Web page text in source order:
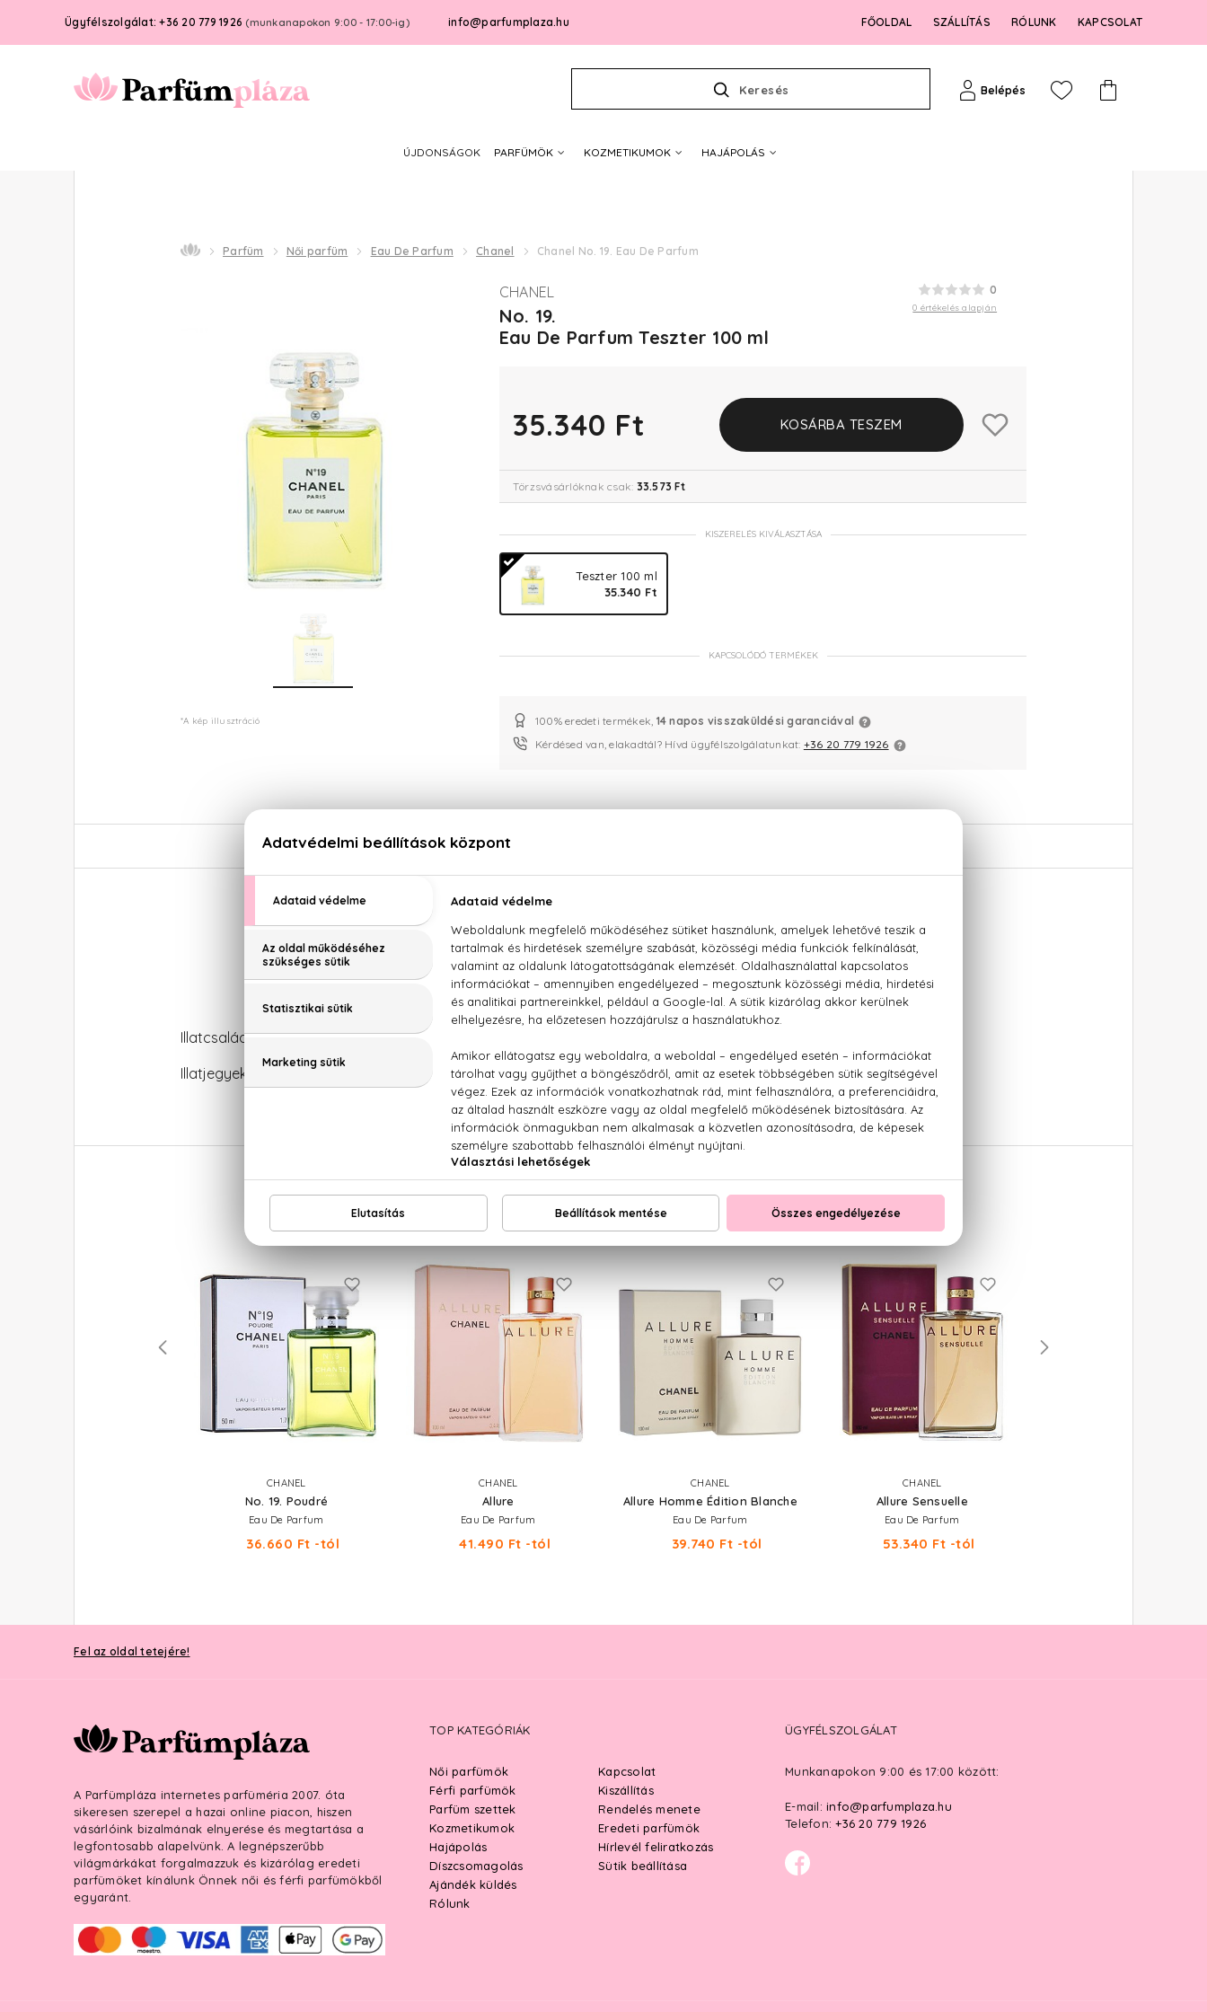
Ügyfélszolgálat: +36 20 779 1926 (munkanapokon 9:00 - 17:00-ig) info@parfumplaza.hu FŐOLDAL SZÁLLÍTÁS RÓLUNK KAPCSOLAT
Keresés Belépés
ÚJDONSÁGOK PARFÜMÖK KOZMETIKUMOK HAJÁPOLÁS
Parfüm Női parfüm Eau De Parfum Chanel Chanel No. 19. Eau De Parfum
*A kép illusztráció
0
0 értékelés alapján
CHANEL
No. 19.
Eau De Parfum Teszter 100 ml
35.340 Ft KOSÁRBA TESZEM
Törzsvásárlóknak csak: 33.573 Ft
KISZERELÉS KIVÁLASZTÁSA
Teszter 100 ml
35.340 Ft
KAPCSOLÓDÓ TERMÉKEK
100% eredeti termékek, 14 napos visszaküldési garanciával
Kérdésed van, elakadtál? Hívd ügyfélszolgálatunkat: +36 20 779 1926
LEÍRÁS
Chanel No. 19. Eau De Parfum
Illatcsalád: Ciprus-fás
Illatjegyek: zöld jegyek, virágos jegyek, százlevelű rózsa, írisz, ciprus, vetiver
NEKED AJÁNLJUK
CHANEL
No. 19. Poudré
Eau De Parfum
36.660 Ft -tól
CHANEL
Allure
Eau De Parfum
41.490 Ft -tól
CHANEL
Allure Homme Édition Blanche
Eau De Parfum
39.740 Ft -tól
CHANEL
Allure Sensuelle
Eau De Parfum
53.340 Ft -tól
Fel az oldal tetejére!
A Parfümpláza internetes parfüméria 2007. óta
sikeresen szerepel a hazai online piacon, hiszen
vásárlóink bizalmának elnyerése és megtartása a
legfontosabb alapelvünk. A legnépszerűbb
világmárkákat forgalmazzuk és kizárólag eredeti
parfümöket kínálunk Önnek női és férfi parfümökből
egyaránt.
TOP KATEGÓRIÁK
Női parfümök
Férfi parfümök
Parfüm szettek
Kozmetikumok
Hajápolás
Díszcsomagolás
Ajándék küldés
Rólunk
Kapcsolat
Kiszállítás
Rendelés menete
Eredeti parfümök
Hírlevél feliratkozás
Sütik beállítása
ÜGYFÉLSZOLGÁLAT
Munkanapokon 9:00 és 17:00 között:
E-mail: info@parfumplaza.hu
Telefon: +36 20 779 1926